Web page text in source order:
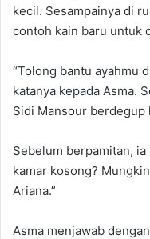
kecil. Sesampainya di
contoh kain baru untuk
“Tolong bantu ayahmu
katanya kepada Asma.
Sidi Mansour berdegup
Sebelum berpamitan,
kamar kosong?
Ariana.”
Asma menjawab